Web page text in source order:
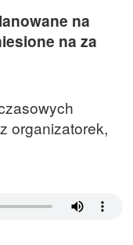
na
na za
organizatorek,